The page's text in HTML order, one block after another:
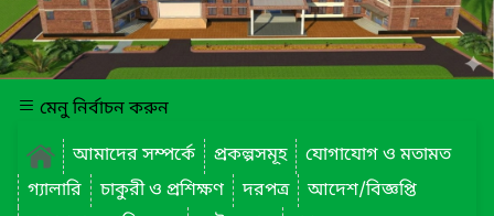
মেনু নির্বাচন করুন
আমাদের সম্পর্কে
প্রকল্পসমূহ
যোগাযোগ ও মতামত
গ্যালারি
চাকুরী ও প্রশিক্ষণ দরপত্র
আদেশ/বিজ্ঞপ্তি